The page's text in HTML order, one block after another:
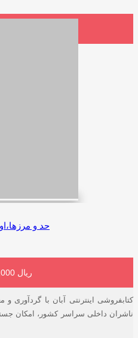
حد و
1,990,000 ریال
افزودن به
کتابفروشی اینترنتی آبان با گردآوری
ناشران داخلی سراسر کشور، امکان